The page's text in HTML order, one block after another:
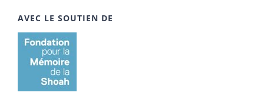
AVEC LE SOUTIEN DE